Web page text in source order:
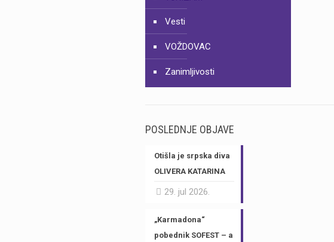
Vesti
VOŽDOVAC
Zanimljivosti
POSLEDNJE OBJAVE
Otišla je srpska diva
OLIVERA KATARINA
29. jul 2026.
„Karmadona“
pobednik SOFEST – a